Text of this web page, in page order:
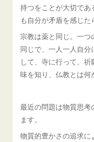
持つをことが大切で
も自分が矛盾を感じた
宗教は薬と同じ。一つ
同じで、一人一人自
して、寺に行って、
味を知り、仏教とは何
最近の問題は物質思
ます。
物質的豊かさの追求